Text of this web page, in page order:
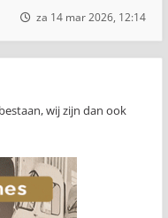
za 14 mar 2026, 12:14
wij zijn dan ook